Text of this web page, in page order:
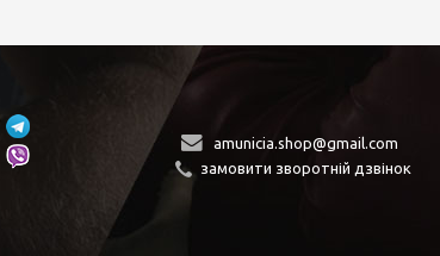
amunicia.shop@gmail.com
замовити зворотній дзвінок